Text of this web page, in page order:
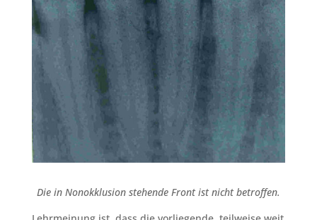
Die in Nonokklusion stehende Front ist nicht betroffen.